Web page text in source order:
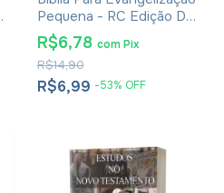
Pequena - RC Edição De
Promessas - Capa
Infantil
R$6,99 -53% OFF
R$14,90
R$6,78 com Pix